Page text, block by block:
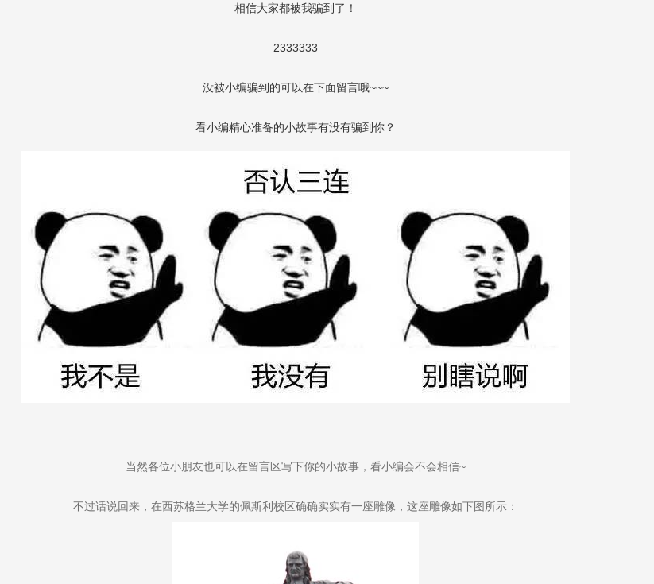
相信大家都被我骗到了！
2333333
没被小编骗到的可以在下面留言哦~~~
看小编精心准备的小故事有没有骗到你？
当然各位小朋友也可以在留言区写下你的小故事，看小编会不会相信~
不过话说回来，在西苏格兰大学的佩斯利校区确确实实有一座雕像，这座雕像如下图所示：